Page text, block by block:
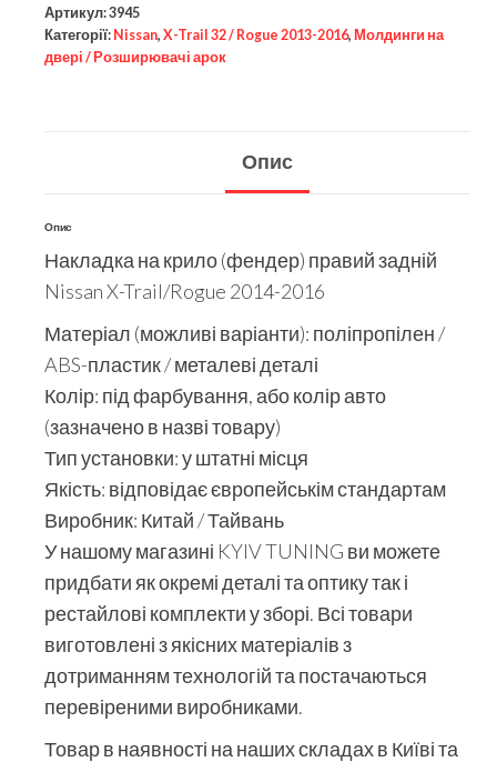
Артикул:3945
Категорії: Nissan, X-Trail 32 / Rogue 2013-2016, Молдинги на
двері / Розширювачі арок
Опис
Опис
Накладка на крило (фендер) правий задній
Nissan X-Trail/Rogue 2014-2016
Матеріал (можливі варіанти): поліпропілен /
ABS-пластик / металеві деталі
Колір: під фарбування, або колір авто
(зазначено в назві товару)
Тип установки: у штатні місця
Якість: відповідає європейськім стандартам
Виробник: Китай / Тайвань
У нашому магазині KYIV TUNING ви можете
придбати як окремі деталі та оптику так і
рестайлові комплекти у зборі. Всі товари
виготовлені з якісних матеріалів з
дотриманням технологій та постачаються
перевіреними виробниками.
Товар в наявності на наших складах в Київі та